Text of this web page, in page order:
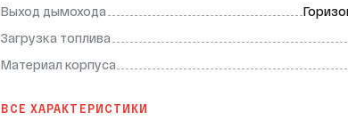
Выход дымохода
Загрузка топлива
Материал корпуса
ВСЕ ХАРАКТЕРИСТИКИ